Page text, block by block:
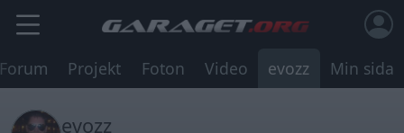
Projekt Foton Video evozz Min sida
evozz